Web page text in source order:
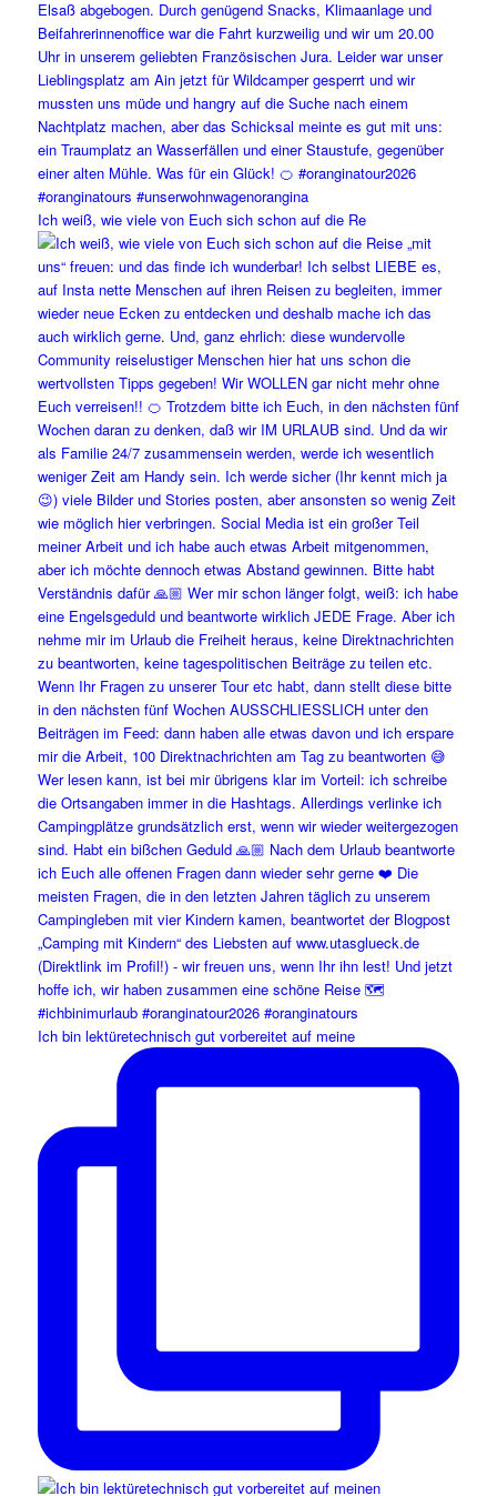
Ich weiß, wie viele von Euch sich schon auf die Re
Ich bin lektüretechnisch gut vorbereitet auf meine